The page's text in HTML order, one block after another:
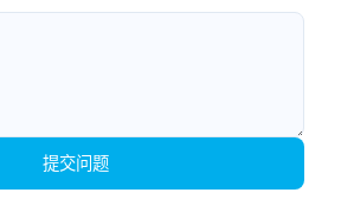
提交问题